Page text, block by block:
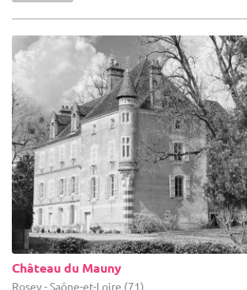
Château du Mauny
Rosey - Saône-et-Loire (71)